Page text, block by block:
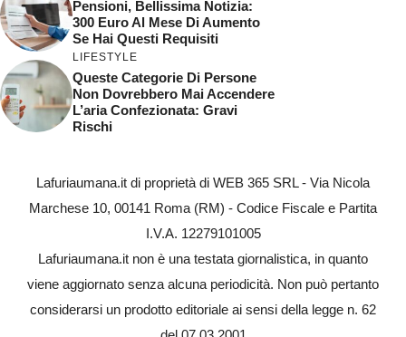
Pensioni, Bellissima Notizia:
300 Euro Al Mese Di Aumento
Se Hai Questi Requisiti
LIFESTYLE
Queste Categorie Di Persone
Non Dovrebbero Mai Accendere
L’aria Confezionata: Gravi
Rischi
Lafuriaumana.it di proprietà di WEB 365 SRL - Via Nicola
Marchese 10, 00141 Roma (RM) - Codice Fiscale e Partita
I.V.A. 12279101005
Lafuriaumana.it non è una testata giornalistica, in quanto
viene aggiornato senza alcuna periodicità. Non può pertanto
considerarsi un prodotto editoriale ai sensi della legge n. 62